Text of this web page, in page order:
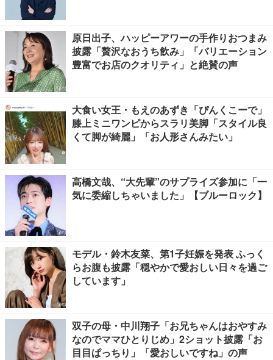
原日出子、ハッピーアワーの手作りおつまみ
披露「贅沢なおうち飲み」「バリエーション
豊富でお店のクオリティ」と絶賛の声
大食い女王・もえのあずき「ぴんくこーで」
膝上ミニワンピからスラリ美脚「スタイル良
くて脚が綺麗」「お人形さんみたい」
高橋文哉、“大先輩”のサプライズ参加に「一
気に委縮しちゃいました」【ブルーロック】
モデル・鈴木友菜、第1子妊娠を発表 ふっく
らお腹も披露「穏やかで愛おしい日々を過ご
しています」
双子の母・中川翔子「お兄ちゃんはおやすみ
なのでママひとりじめ」2ショット披露「お
目目ぱっちり」「愛おしいですね」の声